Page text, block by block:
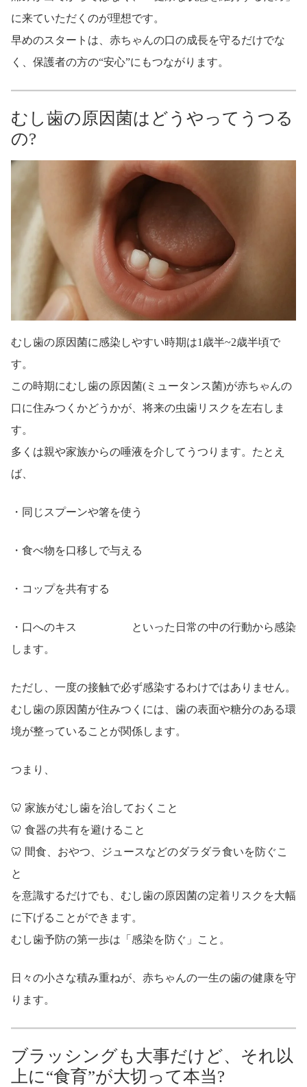
に来ていただくのが理想です。
早めのスタートは、赤ちゃんの口の成長を守るだけでな
く、保護者の方の“安心”にもつながります。
むし歯の原因菌はどうやってうつる
の?
むし歯の原因菌に感染しやすい時期は1歳半~2歳半頃で
す。
この時期にむし歯の原因菌(ミュータンス菌)が赤ちゃんの
口に住みつくかどうかが、将来の虫歯リスクを左右しま
す。
多くは親や家族からの唾液を介してうつります。たとえ
ば、
・同じスプーンや箸を使う
・食べ物を口移しで与える
・コップを共有する
・口へのキス といった日常の中の行動から感染
します。
ただし、一度の接触で必ず感染するわけではありません。
むし歯の原因菌が住みつくには、歯の表面や糖分のある環
境が整っていることが関係します。
つまり、
🦷 家族がむし歯を治しておくこと
🦷 食器の共有を避けること
🦷 間食、おやつ、ジュースなどのダラダラ食いを防ぐこ
と
を意識するだけでも、むし歯の原因菌の定着リスクを大幅
に下げることができます。
むし歯予防の第一歩は「感染を防ぐ」こと。
日々の小さな積み重ねが、赤ちゃんの一生の歯の健康を守
ります。
ブラッシングも大事だけど、それ以
上に“食育”が大切って本当?